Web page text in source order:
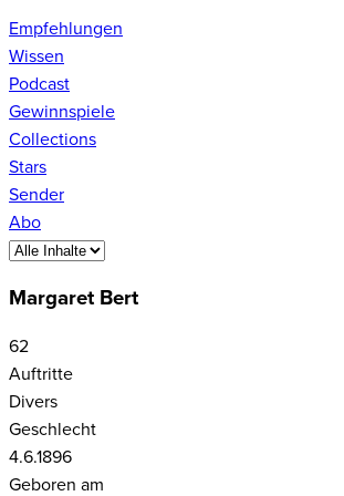
Empfehlungen
Wissen
Podcast
Gewinnspiele
Collections
Stars
Sender
Abo
Margaret Bert
62
Auftritte
Divers
Geschlecht
4.6.1896
Geboren am